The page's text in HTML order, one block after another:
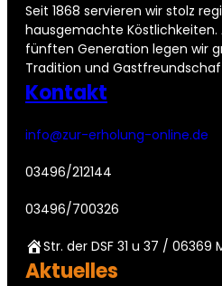
Seit 1868 servieren wir stolz
hausgemachte Köstlichkeiten.
fünften Generation legen wir
Tradition und
Kontakt
info@zur-erholung-online.de
03496/212144
03496/700326
Str. der DSF 31 u 37 / 06369
Aktuelles